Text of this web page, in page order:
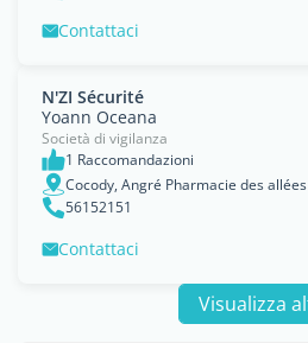
Contattaci
N'ZI Sécurité
Yoann Oceana
Società di vigilanza
1 Raccomandazioni
Cocody, Angré Pharmacie des
56152151
Contattaci
Visualizza